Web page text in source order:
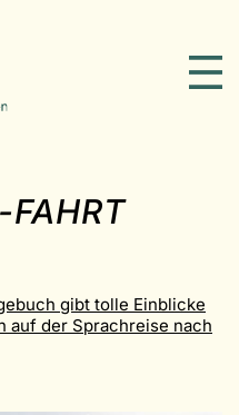
FAHRT
gibt tolle Einblicke
auf der Sprachreise nach